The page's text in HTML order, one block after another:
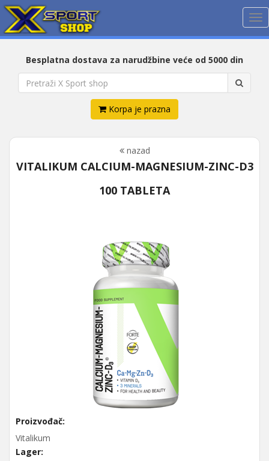
Besplatna dostava za narudžbine veće od 5000 din
Korpa je prazna
nazad
VITALIKUM CALCIUM-MAGNESIUM-ZINC-D3
100 TABLETA
Proizvođač:
Vitalikum
Lager: